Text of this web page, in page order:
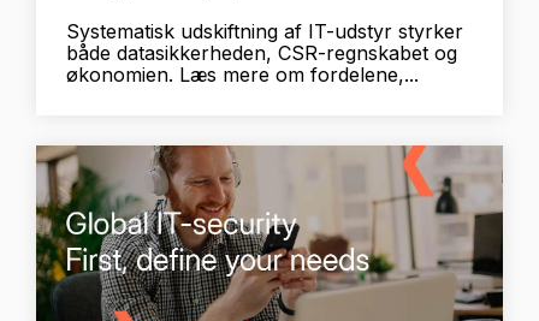
Systematisk udskiftning af IT-udstyr styrker
både datasikkerheden, CSR-regnskabet og
økonomien. Læs mere om fordelene,...